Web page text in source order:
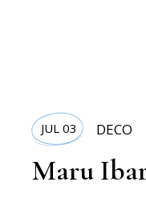
JUL 03 DECO
Maru